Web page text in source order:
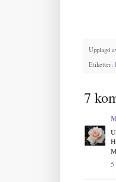
Upplagd
Etiketter:
7